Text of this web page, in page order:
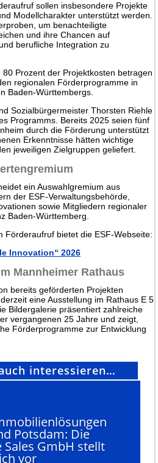
sollen insbesondere Projekte
Modellcharakter unterstützt werden.
um benachteiligte
und ihre Chancen auf
berufliche Integration zu
Prozent der Projektkosten betragen
regionalen Förderprogramme in
Baden-Württembergs.
Sozialbürgermeister Thorsten Riehle
Programms. Bereits 2025 seien fünf
durch die Förderung unterstützt
Erkenntnisse hätten wichtige
jeweiligen Zielgruppen geliefert.
ein Auswahlgremium aus
der ESF-Verwaltungsbehörde,
sowie Mitgliedern regionaler
Baden-Württemberg.
Förderaufruf bietet die ESF-Webseite:
Innovation“ 2026
Mannheimer Rathaus
bereits geförderten Projekten
eine Ausstellung im Rathaus E 5
Bildergalerie präsentiert zahlreiche
vergangenen 25 Jahre und zeigt,
Förderprogramme zur Entwicklung
interessieren…
Potsdam: Die
GmbH stellt
vor